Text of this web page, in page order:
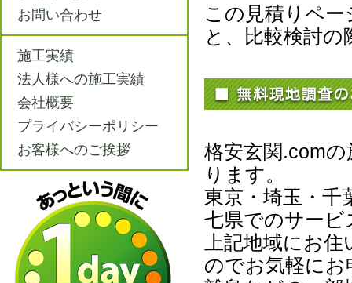
この見積りペ
と、比較検討
格安玄関.com
ります。
東京・埼玉・千
七県でのサー
上記地域にお
のでお気軽に
お問い合わせ
施工実績
法人様への施工実績
会社概要
プライバシーポリシー
お客様へのご挨拶